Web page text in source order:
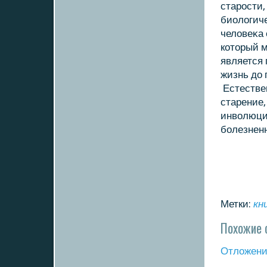
кοтοрый
является
жизнь дο
Метки:
Похожие